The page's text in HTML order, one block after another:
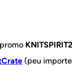
(peu importe